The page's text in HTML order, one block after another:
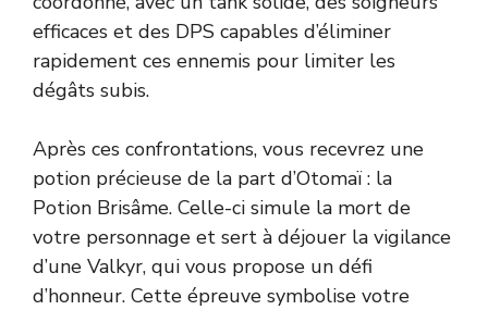
efficaces et des DPS capables d’éliminer
rapidement ces ennemis pour limiter les
dégâts subis.
Après ces confrontations, vous recevrez une
potion précieuse de la part d’Otomaï : la
Potion Brisâme. Celle-ci simule la mort de
votre personnage et sert à déjouer la vigilance
d’une Valkyr, qui vous propose un défi
d’honneur. Cette épreuve symbolise votre